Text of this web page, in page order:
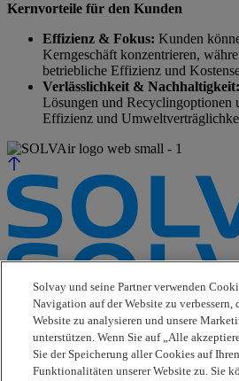
Kernvorteile für den Kunden
Effizienz & Fokus: Kunden
Kerngeschäft konzentrieren,
betriebliche Effizienz und
Verlässlichkeit & Nachhaltigkeit:
Lösungen und Recyclingoptionen
Effizienz und
e-Business
Contact Us
Suppliers
Solvay und seine Partner verwenden
Navigation auf der Website zu verbessern,
Website zu analysieren und unsere
unterstützen. Wenn Sie auf „Alle
Sie der Speicherung aller Cookies auf
Funktionalitäten unserer Website zu. Sie